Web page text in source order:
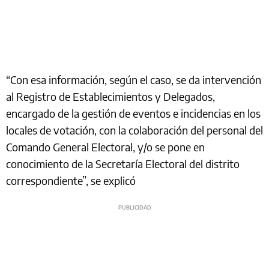
“Con esa información, según el caso, se da intervención
al Registro de Establecimientos y Delegados,
encargado de la gestión de eventos e incidencias en los
locales de votación, con la colaboración del personal del
Comando General Electoral, y/o se pone en
conocimiento de la Secretaría Electoral del distrito
correspondiente”, se explicó